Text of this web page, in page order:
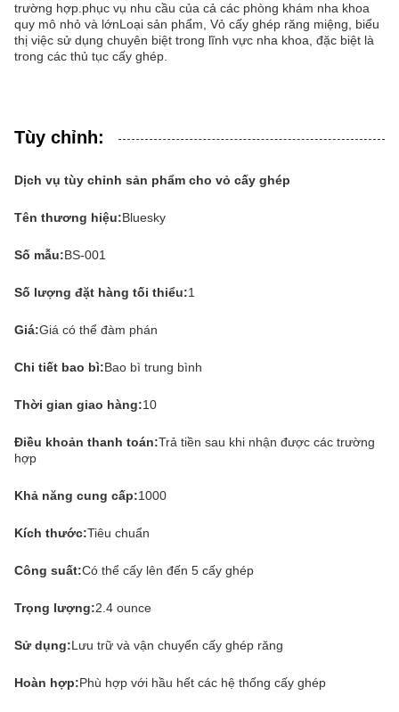
trường hợp.phục vụ nhu cầu của cả các phòng khám nha khoa
quy mô nhỏ và lớnLoại sản phẩm, Vỏ cấy ghép răng miệng, biểu
thị việc sử dụng chuyên biệt trong lĩnh vực nha khoa, đặc biệt là
trong các thủ tục cấy ghép.
Tùy chỉnh:
Dịch vụ tùy chỉnh sản phẩm cho vỏ cấy ghép
Tên thương hiệu:Bluesky
Số mẫu:BS-001
Số lượng đặt hàng tối thiểu:1
Giá:Giá có thể đàm phán
Chi tiết bao bì:Bao bì trung bình
Thời gian giao hàng:10
Điều khoản thanh toán:Trả tiền sau khi nhận được các trường
hợp
Khả năng cung cấp:1000
Kích thước:Tiêu chuẩn
Công suất:Có thể cấy lên đến 5 cấy ghép
Trọng lượng:2.4 ounce
Sử dụng:Lưu trữ và vận chuyển cấy ghép răng
Hoàn hợp:Phù hợp với hầu hết các hệ thống cấy ghép